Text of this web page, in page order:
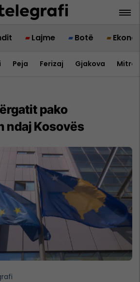
Lajme Botë
Peja Ferizaj Gjakova
pako
ndaj Kosovës